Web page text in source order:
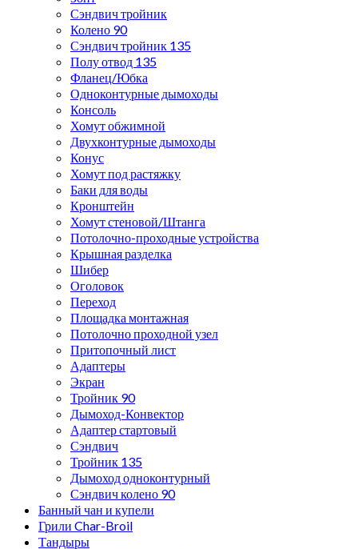
Сэндвич тройник
Колено 90
Сэндвич тройник 135
Полу отвод 135
Фланец/Юбка
Одноконтурные дымоходы
Консоль
Хомут обжимной
Двухконтурные дымоходы
Конус
Хомут под растяжку
Баки для воды
Кронштейн
Хомут стеновой/Штанга
Потолочно-проходные устройства
Крышная разделка
Шибер
Оголовок
Переход
Площадка монтажная
Потолочно проходной узел
Притопочный лист
Адаптеры
Экран
Тройник 90
Дымоход-Конвектор
Адаптер стартовый
Сэндвич
Тройник 135
Дымоход одноконтурный
Сэндвич колено 90
Банный чан и купели
Грили Char-Broil
Тандыры